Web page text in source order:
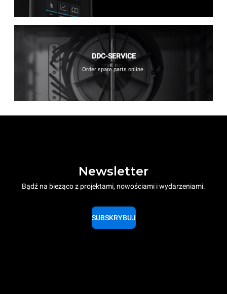
DDC-SERVICE
Order spare parts online.
Newsletter
Bądź na bieżąco z projektami, nowościami i wydarzeniami.
SUBSKRYBUJ